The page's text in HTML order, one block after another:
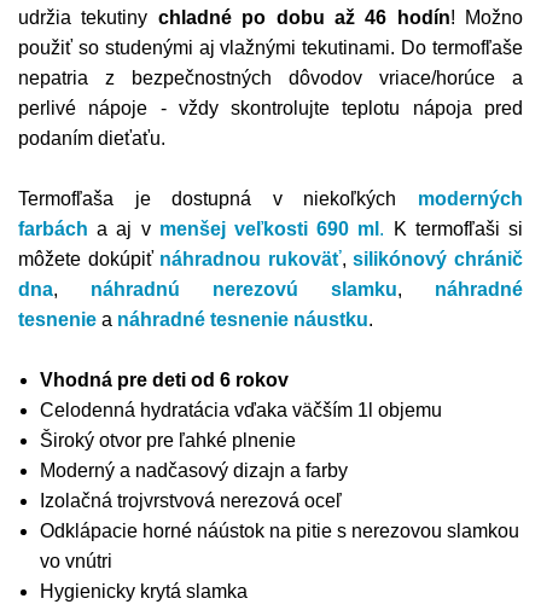
udržia tekutiny chladné po dobu až 46 hodín! Možno
použiť so studenými aj vlažnými tekutinami. Do termofľaše
nepatria z bezpečnostných dôvodov vriace/horúce a
perlivé nápoje - vždy skontrolujte teplotu nápoja pred
podaním dieťaťu.
Termofľaša je dostupná v niekoľkých moderných
farbách a aj v menšej veľkosti 690 ml . K termofľaši si
môžete dokúpiť náhradnou rukoväť,silikónový chránič
dna, náhradnú nerezovú slamku, náhradné
tesnenie a náhradné tesnenie náustku.
Vhodná pre deti od 6 rokov
Celodenná hydratácia vďaka väčším 1l objemu
Široký otvor pre ľahké plnenie
Moderný a nadčasový dizajn a farby
Izolačná trojvrstvová nerezová oceľ
Odklápacie horné náústok na pitie s nerezovou slamkou
vo vnútri
Hygienicky krytá slamka